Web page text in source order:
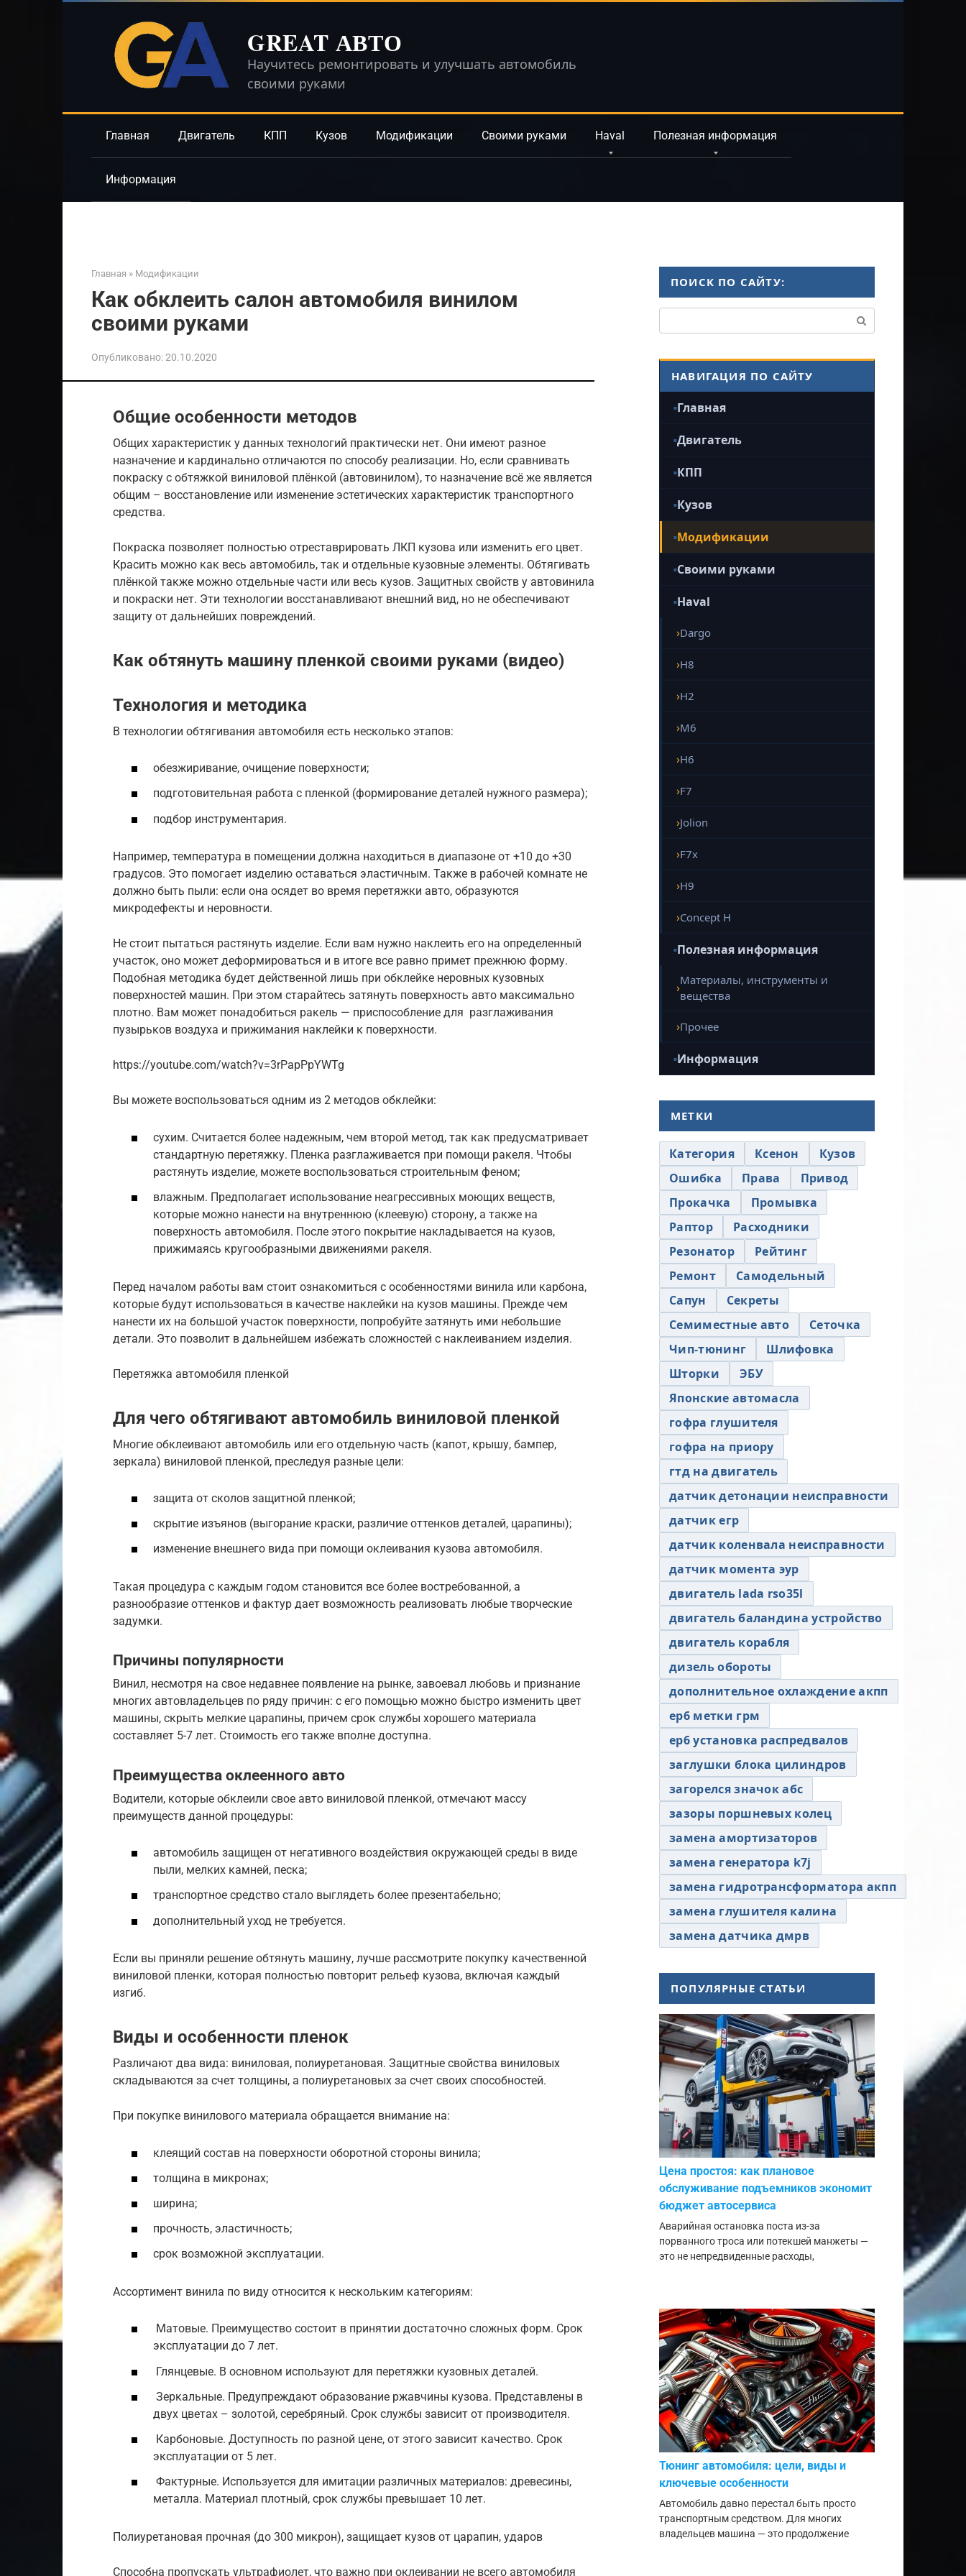
GREAT АВТО
Научитесь ремонтировать и улучшать автомобиль
своими руками
Главная Двигатель КПП Кузов Модификации Своими руками Haval Полезная информация
Информация
Главная » Модификации
Как обклеить салон автомобиля винилом
своими руками
Опубликовано:20.10.2020
Общие особенности методов
Общих характеристик у данных технологий практически нет. Они имеют разное
назначение и кардинально отличаются по способу реализации. Но, если сравнивать
покраску с обтяжкой виниловой плёнкой (автовинилом), то назначение всё же является
общим – восстановление или изменение эстетических характеристик транспортного
средства.
Покраска позволяет полностью отреставрировать ЛКП кузова или изменить его цвет.
Красить можно как весь автомобиль, так и отдельные кузовные элементы. Обтягивать
плёнкой также можно отдельные части или весь кузов. Защитных свойств у автовинила
и покраски нет. Эти технологии восстанавливают внешний вид, но не обеспечивают
защиту от дальнейших повреждений.
Как обтянуть машину пленкой своими руками (видео)
Технология и методика
В технологии обтягивания автомобиля есть несколько этапов:
обезжиривание, очищение поверхности;
подготовительная работа с пленкой (формирование деталей нужного размера);
подбор инструментария.
Например, температура в помещении должна находиться в диапазоне от +10 до +30
градусов. Это помогает изделию оставаться эластичным. Также в рабочей комнате не
должно быть пыли: если она осядет во время перетяжки авто, образуются
микродефекты и неровности.
Не стоит пытаться растянуть изделие. Если вам нужно наклеить его на определенный
участок, оно может деформироваться и в итоге все равно примет прежнюю форму.
Подобная методика будет действенной лишь при обклейке неровных кузовных
поверхностей машин. При этом старайтесь затянуть поверхность авто максимально
плотно. Вам может понадобиться ракель — приспособление для разглаживания
пузырьков воздуха и прижимания наклейки к поверхности.
https://youtube.com/watch?v=3rPapPpYWTg
Вы можете воспользоваться одним из 2 методов обклейки:
сухим. Считается более надежным, чем второй метод, так как предусматривает
стандартную перетяжку. Пленка разглаживается при помощи ракеля. Чтобы
растянуть изделие, можете воспользоваться строительным феном;
влажным. Предполагает использование неагрессивных моющих веществ,
которые можно нанести на внутреннюю (клеевую) сторону, а также на
поверхность автомобиля. После этого покрытие накладывается на кузов,
прижимаясь кругообразными движениями ракеля.
Перед началом работы вам стоит ознакомиться с особенностями винила или карбона,
которые будут использоваться в качестве наклейки на кузов машины. Прежде чем
нанести их на большой участок поверхности, попробуйте затянуть ими небольшие
детали. Это позволит в дальнейшем избежать сложностей с наклеиванием изделия.
Перетяжка автомобиля пленкой
Для чего обтягивают автомобиль виниловой пленкой
Многие обклеивают автомобиль или его отдельную часть (капот, крышу, бампер,
зеркала) виниловой пленкой, преследуя разные цели:
защита от сколов защитной пленкой;
скрытие изъянов (выгорание краски, различие оттенков деталей, царапины);
изменение внешнего вида при помощи оклеивания кузова автомобиля.
Такая процедура с каждым годом становится все более востребованной, а
разнообразие оттенков и фактур дает возможность реализовать любые творческие
задумки.
Причины популярности
Винил, несмотря на свое недавнее появление на рынке, завоевал любовь и признание
многих автовладельцев по ряду причин: с его помощью можно быстро изменить цвет
машины, скрыть мелкие царапины, причем срок службы хорошего материала
составляет 5-7 лет. Стоимость его также вполне доступна.
Преимущества оклеенного авто
Водители, которые обклеили свое авто виниловой пленкой, отмечают массу
преимуществ данной процедуры:
автомобиль защищен от негативного воздействия окружающей среды в виде
пыли, мелких камней, песка;
транспортное средство стало выглядеть более презентабельно;
дополнительный уход не требуется.
Если вы приняли решение обтянуть машину, лучше рассмотрите покупку качественной
виниловой пленки, которая полностью повторит рельеф кузова, включая каждый
изгиб.
Виды и особенности пленок
Различают два вида: виниловая, полиуретановая. Защитные свойства виниловых
складываются за счет толщины, а полиуретановых за счет своих способностей.
При покупке винилового материала обращается внимание на:
клеящий состав на поверхности оборотной стороны винила;
толщина в микронах;
ширина;
прочность, эластичность;
срок возможной эксплуатации.
Ассортимент винила по виду относится к нескольким категориям:
Матовые. Преимущество состоит в принятии достаточно сложных форм. Срок
эксплуатации до 7 лет.
Глянцевые. В основном используют для перетяжки кузовных деталей.
Зеркальные. Предупреждают образование ржавчины кузова. Представлены в
двух цветах – золотой, серебряный. Срок службы зависит от производителя.
Карбоновые. Доступность по разной цене, от этого зависит качество. Срок
эксплуатации от 5 лет.
Фактурные. Используется для имитации различных материалов: древесины,
металла. Материал плотный, срок службы превышает 10 лет.
Полиуретановая прочная (до 300 микрон), защищает кузов от царапин, ударов
Способна пропускать ультрафиолет, что важно при оклеивании не всего автомобиля
ПОИСК ПО САЙТУ:
НАВИГАЦИЯ ПО САЙТУ
Главная
Двигатель
КПП
Кузов
Модификации
Своими руками
Haval
Dargo
H8
H2
M6
H6
F7
Jolion
F7x
H9
Concept H
Полезная информация
Материалы, инструменты и
вещества
Прочее
Информация
МЕТКИ
Категория Ксенон
Кузов
Ошибка
Права
Привод
Прокачка
Промывка
Раптор
Расходники
Резонатор
Рейтинг
Ремонт
Самодельный
Сапун
Секреты
Семиместные авто
Сеточка
Чип-тюнинг
Шлифовка
Шторки
ЭБУ
Японские автомасла
гофра глушителя
гофра на приору
гтд на двигатель
датчик детонации неисправности
датчик егр
датчик коленвала неисправности
датчик момента эур
двигатель lada rso35l
двигатель баландина устройство
двигатель корабля
дизель обороты
дополнительное охлаждение акпп
ер6 метки грм
ер6 установка распредвалов
заглушки блока цилиндров
загорелся значок абс
зазоры поршневых колец
замена амортизаторов
замена генератора k7j
замена гидротрансформатора акпп
замена глушителя калина
замена датчика дмрв
ПОПУЛЯРНЫЕ СТАТЬИ
Цена простоя: как плановое
обслуживание подъемников экономит
бюджет автосервиса
Аварийная остановка поста из-за
порванного троса или потекшей манжеты —
это не непредвиденные расходы,
Тюнинг автомобиля: цели, виды и
ключевые особенности
Автомобиль давно перестал быть просто
транспортным средством. Для многих
владельцев машина — это продолжение